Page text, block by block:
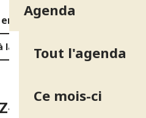
Agenda
Tout l'agenda
Ce mois-ci
contact ?
la newsletter
NOUS !